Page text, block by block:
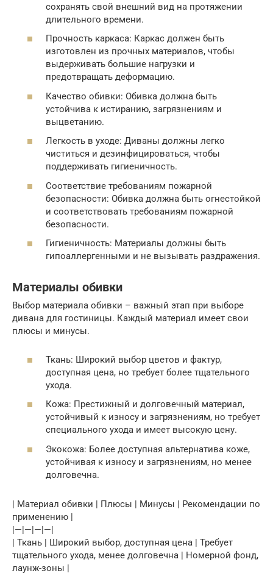
сохранять свой внешний вид на протяжении
длительного времени.
Прочность каркаса: Каркас должен быть
изготовлен из прочных материалов, чтобы
выдерживать большие нагрузки и
предотвращать деформацию.
Качество обивки: Обивка должна быть
устойчива к истиранию, загрязнениям и
выцветанию.
Легкость в уходе: Диваны должны легко
чиститься и дезинфицироваться, чтобы
поддерживать гигиеничность.
Соответствие требованиям пожарной
безопасности: Обивка должна быть огнестойкой
и соответствовать требованиям пожарной
безопасности.
Гигиеничность: Материалы должны быть
гипоаллергенными и не вызывать раздражения.
Материалы обивки
Выбор материала обивки – важный этап при выборе
дивана для гостиницы. Каждый материал имеет свои
плюсы и минусы.
Ткань: Широкий выбор цветов и фактур,
доступная цена, но требует более тщательного
ухода.
Кожа: Престижный и долговечный материал,
устойчивый к износу и загрязнениям, но требует
специального ухода и имеет высокую цену.
Экокожа: Более доступная альтернатива коже,
устойчивая к износу и загрязнениям, но менее
долговечна.
| Материал обивки | Плюсы | Минусы | Рекомендации по
применению |
|—|—|—|—|
| Ткань | Широкий выбор, доступная цена | Требует
тщательного ухода, менее долговечна | Номерной фонд,
лаунж-зоны |